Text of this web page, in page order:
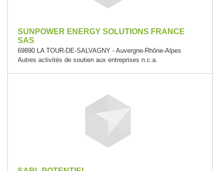
SUNPOWER ENERGY SOLUTIONS FRANCE
SAS
69890 LA TOUR-DE-SALVAGNY - Auvergne-Rhône-Alpes
Autres activités de soutien aux entreprises n.c.a.